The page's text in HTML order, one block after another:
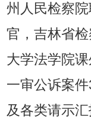
州人民检察
官，吉林省
大学法学院
一审公诉案
及各类请示